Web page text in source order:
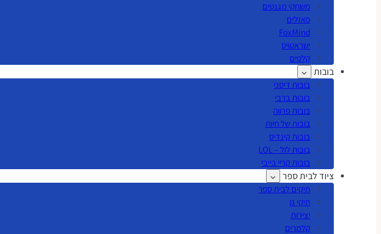
משחקי מגנטים
פאזלים
FoxMind
ישראטויס
קלפים
בובות
בובות דיסני
בובות ברבי
בובות פרווה
בובות של חיות
בובות קינדיס
בובות לול – LOL
בובות קריי בייבי
ציוד לבית ספר
תיקים לבית ספר
תיקי גן
יצירות
קלמרים